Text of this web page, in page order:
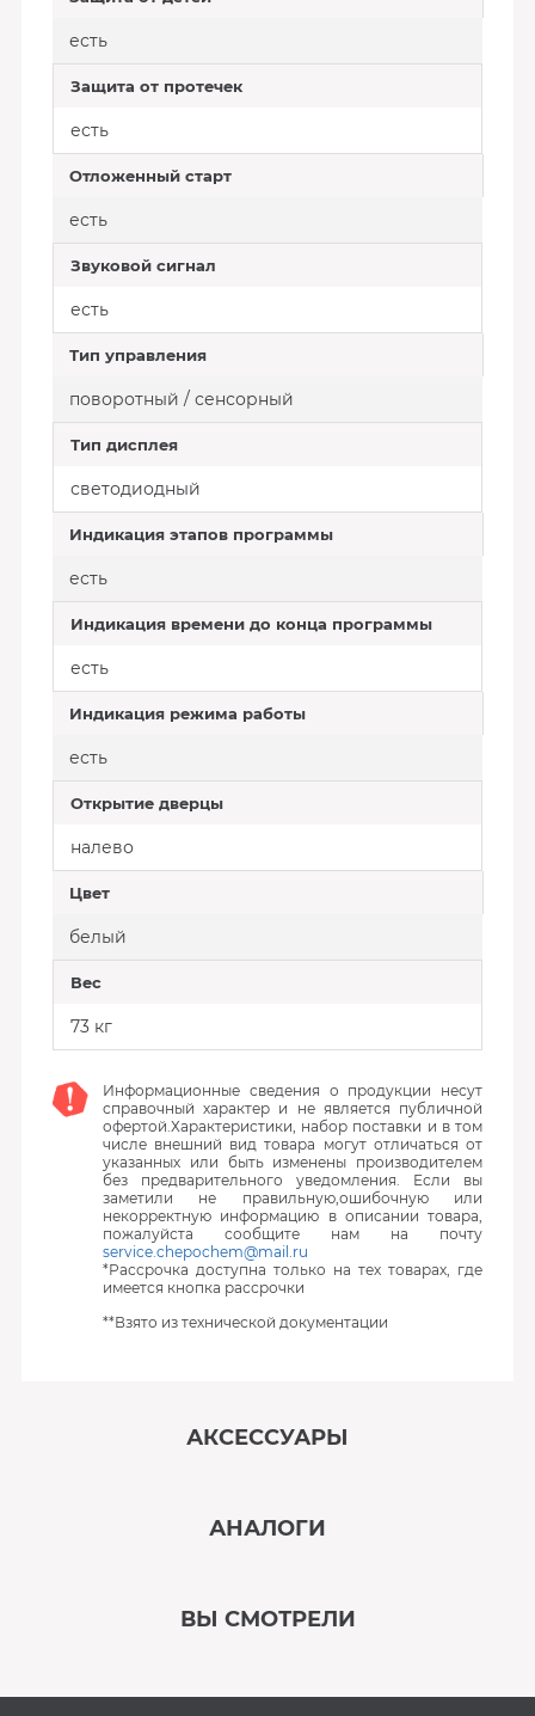
есть
Защита от протечек
есть
Отложенный старт
есть
Звуковой сигнал
есть
Тип управления
поворотный / сенсорный
Тип дисплея
светодиодный
Индикация этапов программы
есть
Индикация времени до конца программы
есть
Индикация режима работы
есть
Открытие дверцы
налево
Цвет
белый
Вес
73 кг
Информационные сведения о продукции несут
справочный характер и не является публичной
офертой.Характеристики, набор поставки и в том
числе внешний вид товара могут отличаться от
указанных или быть изменены производителем
без предварительного уведомления. Если вы
заметили не правильную,ошибочную или
некорректную информацию в описании товара,
пожалуйста сообщите нам на почту
service.chepochem@mail.ru
*Рассрочка доступна только на тех товарах, где
имеется кнопка рассрочки
**Взято из технической документации
АКСЕССУАРЫ
АНАЛОГИ
ВЫ СМОТРЕЛИ